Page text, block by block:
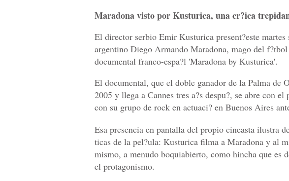
Maradona visto por Kusturica, una cr?ica
El director serbio Emir Kusturica present?este
argentino Diego Armando Maradona, mago del
documental franco-espa?l 'Maradona by Kusturica'.
El documental, que el doble ganador de la Palma de
2005 y llega a Cannes tres a?s despu?, se abre con
con su grupo de rock en actuaci? en Buenos Aires
Esa presencia en pantalla del propio cineasta ilustra
ticas de la pel?ula: Kusturica filma a Maradona y al
mismo, a menudo boquiabierto, como hincha que es
el protagonismo.